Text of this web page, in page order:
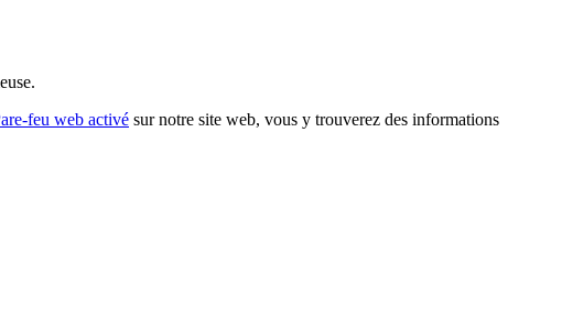
feu web activé sur notre site web, vous y trouverez des informations